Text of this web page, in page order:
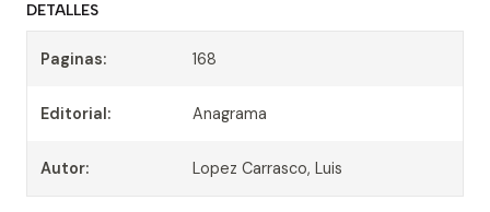
DETALLES
Paginas: 168
Editorial: Anagrama
Autor: Lopez Carrasco, Luis